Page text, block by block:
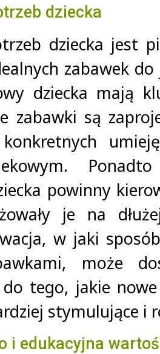
dziecka
dziecka jest
zabawek
dziecka mają
zabawki są
Ponadto
powinny
je na
w jaki
może
do tego, jakie
stymulujące i
i edukacyjna